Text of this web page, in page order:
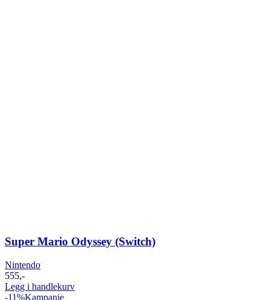
Super Mario Odyssey (Switch)
Nintendo
555,-
Legg i handlekurv
-11%Kampanje